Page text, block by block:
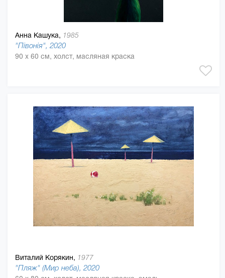
Анна Кашука, 1985
"Півонія", 2020
90 x 60 см, холст, масляная краска
Виталий Корякин, 1977
"Пляж" (Мир неба), 2020